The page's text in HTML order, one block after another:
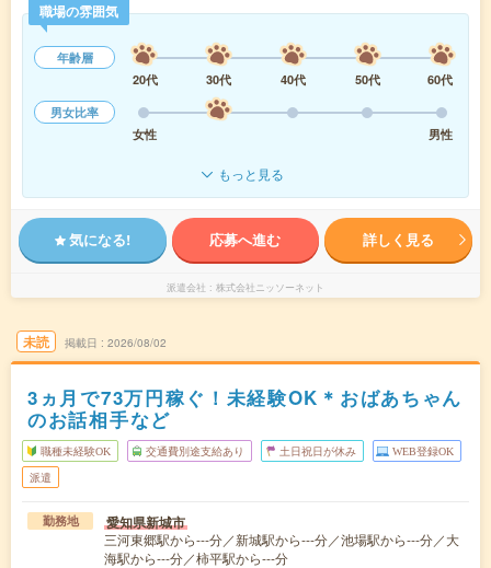
職場の雰囲気
年齢層
20代
30代 40代 50代
60代
男女比率
女性
男性
もっと見る
気になる! 応募へ進む 詳しく見る
派遣会社 株式会社ニッソーネット
未読 掲載日 2026/08/02
3ヵ月で73万円稼ぐ！未経験OK＊おばあちゃん
のお話相手など
職種未経験OK 交通費別途支給あり 土日祝日が休み WEB登録OK
派遣
勤務地 愛知県新城市
三河東郷駅から---分／新城駅から---分／池場駅から---分／大
海駅から---分／柿平駅から---分